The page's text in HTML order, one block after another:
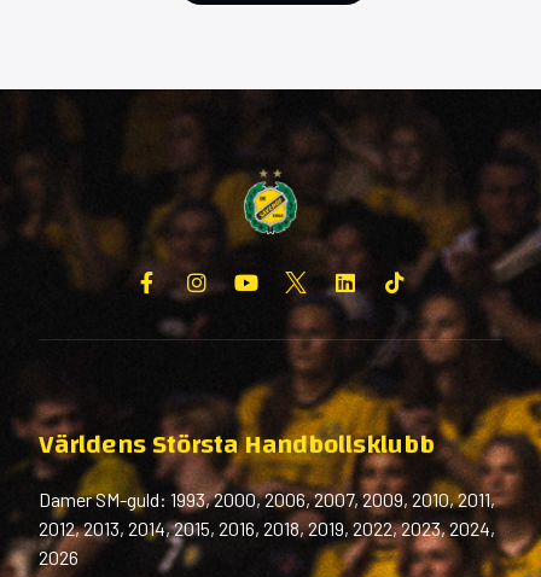
Världens Största Handbollsklubb
Damer SM-guld: 1993, 2000, 2006, 2007, 2009, 2010, 2011,
2012, 2013, 2014, 2015, 2016, 2018, 2019, 2022, 2023, 2024,
2026